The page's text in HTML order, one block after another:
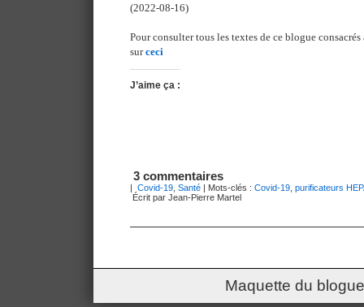
(2022-08-16)
Pour consulter tous les textes de ce blogue
surceci
J’aime ça :
3 commentaires
| Covid-19 Santé | Mots-clés : Covid-19 purificateurs
Écrit par Jean-Pierre Martel
Maquette du